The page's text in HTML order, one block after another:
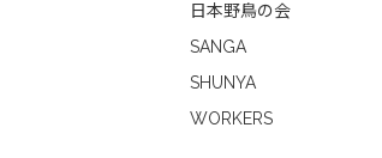
日本野鳥の会
SANGA
SHUNYA
WORKERS